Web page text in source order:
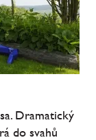
Dramatický
do svahů